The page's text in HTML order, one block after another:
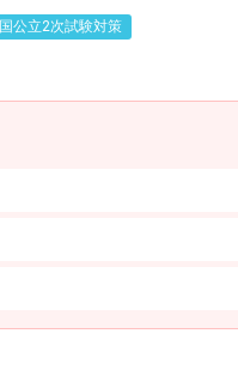
国公立2次試験対策